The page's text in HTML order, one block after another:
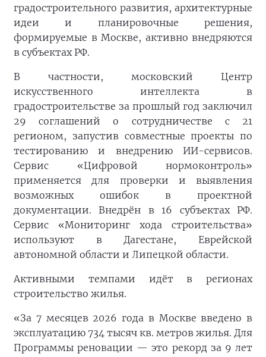
градостроительного развития, архитектурные
идеи и планировочные решения,
формируемые в Москве, активно внедряются
в субъектах РФ.
В частности, московский Центр
искусственного интеллекта в
градостроительстве за прошлый год заключил
29 соглашений о сотрудничестве с 21
регионом, запустив совместные проекты по
тестированию и внедрению ИИ-сервисов.
Сервис «Цифровой нормоконтроль»
применяется для проверки и выявления
возможных ошибок в проектной
документации. Внедрён в 16 субъектах РФ.
Сервис «Мониторинг хода строительства»
используют в Дагестане, Еврейской
автономной области и Липецкой области.
Активными темпами идёт в регионах
строительство жилья.
«За 7 месяцев 2026 года в Москве введено в
эксплуатацию 734 тысяч кв. метров жилья. Для
Программы реновации — это рекорд за 9 лет